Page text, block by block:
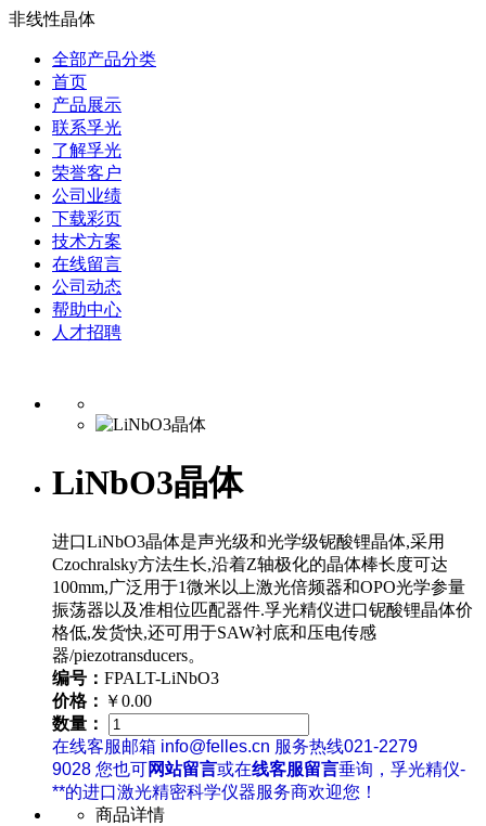
非线性晶体
全部产品分类
首页
产品展示
联系孚光
了解孚光
荣誉客户
公司业绩
下载彩页
技术方案
在线留言
公司动态
帮助中心
人才招聘
LiNbO3晶体
进口LiNbO3晶体是声光级和光学级铌酸锂晶体,采用
Czochralsky方法生长,沿着Z轴极化的晶体棒长度可达
100mm,广泛用于1微米以上激光倍频器和OPO光学参量
振荡器以及准相位匹配器件.孚光精仪进口铌酸锂晶体价
格低,发货快,还可用于SAW衬底和压电传感
器/piezotransducers。
编号： FPALT-LiNbO3
价格： ￥0.00
数量：
在线客服邮箱 info@felles.cn 服务热线021-2279
9028 您也可网站留言或在线客服留言垂询，孚光精仪-
**的进口激光精密科学仪器服务商欢迎您！
商品详情